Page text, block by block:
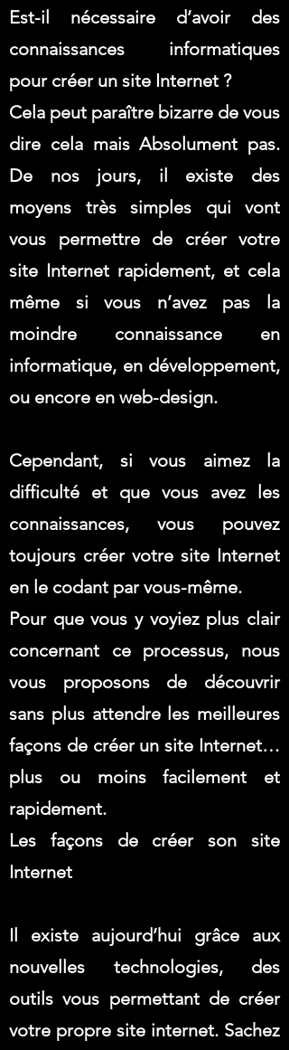
Est-il nécessaire d’avoir des
connaissances informatiques
pour créer un site Internet ?
Cela peut paraître bizarre de vous
dire cela mais Absolument pas.
De nos jours, il existe des
moyens très simples qui vont
vous permettre de créer votre
site Internet rapidement, et cela
même si vous n’avez pas la
moindre connaissance en
informatique, en développement,
ou encore en web-design.
Cependant, si vous aimez la
difficulté et que vous avez les
connaissances, vous pouvez
toujours créer votre site Internet
en le codant par vous-même.
Pour que vous y voyiez plus clair
concernant ce processus, nous
vous proposons de découvrir
sans plus attendre les meilleures
façons de créer un site Internet…
plus ou moins facilement et
rapidement.
Les façons de créer son site
Internet
Il existe aujourd’hui grâce aux
nouvelles technologies, des
outils vous permettant de créer
votre propre site internet. Sachez